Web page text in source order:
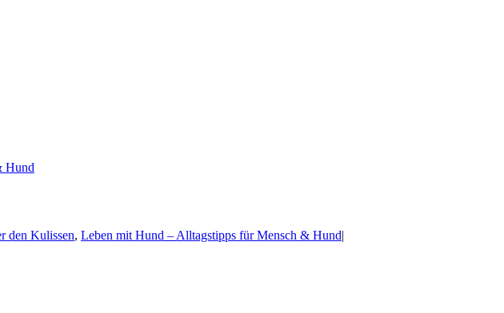
Hund
den Kulissen, Leben mit Hund – Alltagstipps für Mensch & Hund|